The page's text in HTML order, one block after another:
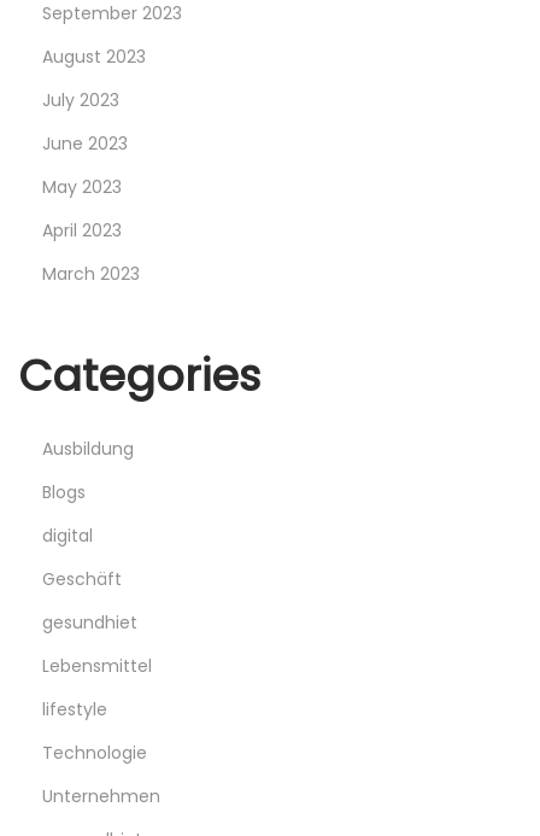
September 2023
August 2023
July 2023
June 2023
May 2023
April 2023
March 2023
Categories
Ausbildung
Blogs
digital
Geschäft
gesundhiet
Lebensmittel
lifestyle
Technologie
Unternehmen